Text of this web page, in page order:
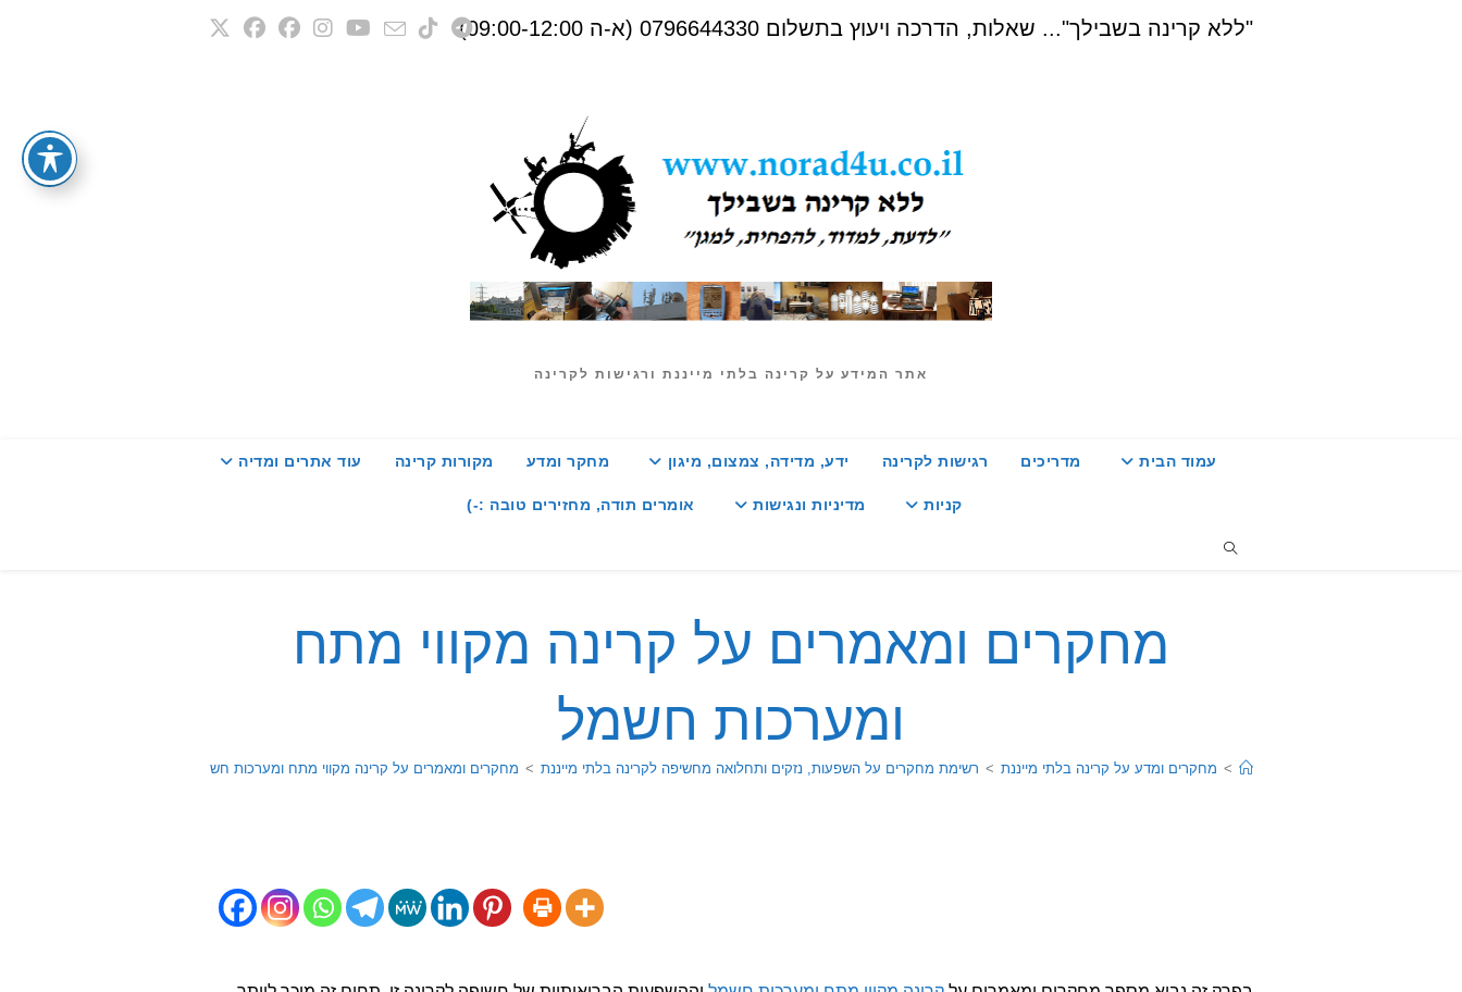
"ללא קרינה בשבילך"... שאלות, הדרכה ויעוץ בתשלום 0796644330 (א-ה 09:00-12:00)
אתר המידע על קרינה בלתי מייננת ורגישות לקרינה
עמוד הבית מדריכים רגישות לקרינה ידע, מדידה, צמצום, מיגון מחקר ומדע מקורות קרינה עוד אתרים ומדיה
קניות מדיניות ונגישות אומרים תודה, מחזירים טובה :-)
מחקרים ומאמרים על קרינה מקווי מתח
ומערכות חשמל
> מחקרים ומדע על קרינה בלתי מייננת > רשימת מחקרים על השפעות, נזקים ותחלואה מחשיפה לקרינה בלתי מייננת > מחקרים ומאמרים על קרינה מקווי מתח ומערכות חשמל